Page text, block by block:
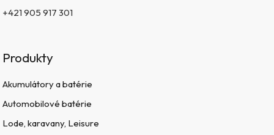
+421 905 917 301
Produkty
Akumulátory a batérie
Automobilové batérie
Lode, karavany, Leisure